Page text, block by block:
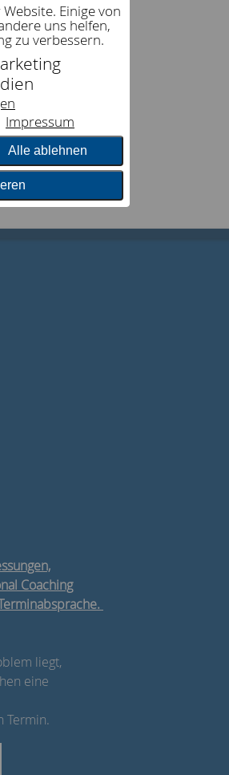
Einige von
uns helfen,
zu verbessern.
Impressum
Alle ablehnen
Coaching
liegt,
eine
Termin.